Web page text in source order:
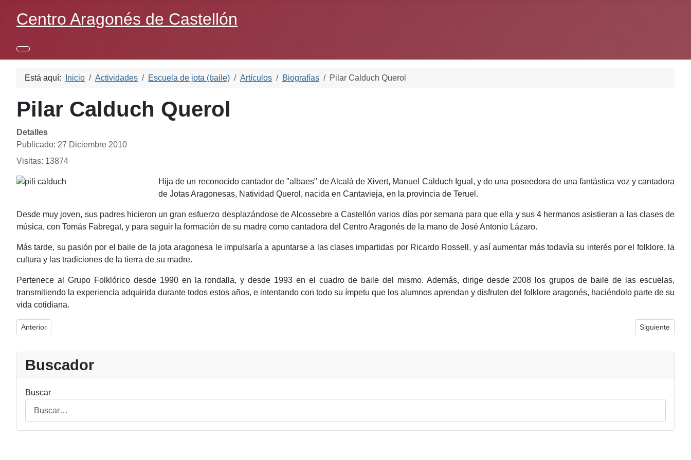
Centro Aragonés de Castellón
Está aquí: Inicio Actividades Escuela de jota (baile) Artículos Biografías Pilar Calduch Querol
Pilar Calduch Querol
Detalles
Publicado: 27 Diciembre 2010
Visitas: 13874
Hija de un reconocido cantador de "albaes" de Alcalá de Xivert, Manuel Calduch Igual, y de una poseedora de una fantástica voz y cantadora
de Jotas Aragonesas, Natividad Querol, nacida en Cantavieja, en la provincia de Teruel.
Desde muy joven, sus padres hicieron un gran esfuerzo desplazándose de Alcossebre a Castellón varios días por semana para que ella y sus 4 hermanos asistieran a las clases de
música, con Tomás Fabregat, y para seguir la formación de su madre como cantadora del Centro Aragonés de la mano de José Antonio Lázaro.
Más tarde, su pasión por el baile de la jota aragonesa le impulsaría a apuntarse a las clases impartidas por Ricardo Rossell, y así aumentar más todavía su interés por el folklore, la
cultura y las tradiciones de la tierra de su madre.
Pertenece al Grupo Folklórico desde 1990 en la rondalla, y desde 1993 en el cuadro de baile del mismo. Además, dirige desde 2008 los grupos de baile de las escuelas,
transmitiendo la experiencia adquirida durante todos estos años, e intentando con todo su ímpetu que los alumnos aprendan y disfruten del folklore aragonés, haciéndolo parte de su
vida cotidiana.
Artículo anterior: Luís Ángel Bueno Goni
Anterior Artículo
Siguiente
Buscador
Buscar